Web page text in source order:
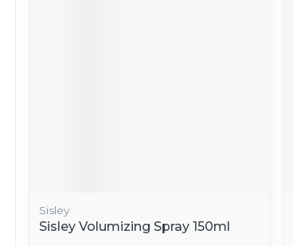
Sisley
Sisley Volumizing Spray 150ml